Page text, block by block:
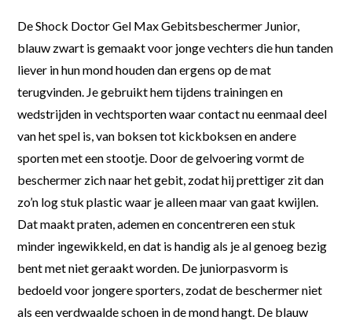
De Shock Doctor Gel Max Gebitsbeschermer Junior,
blauw zwart is gemaakt voor jonge vechters die hun tanden
liever in hun mond houden dan ergens op de mat
terugvinden. Je gebruikt hem tijdens trainingen en
wedstrijden in vechtsporten waar contact nu eenmaal deel
van het spel is, van boksen tot kickboksen en andere
sporten met een stootje. Door de gelvoering vormt de
beschermer zich naar het gebit, zodat hij prettiger zit dan
zo’n log stuk plastic waar je alleen maar van gaat kwijlen.
Dat maakt praten, ademen en concentreren een stuk
minder ingewikkeld, en dat is handig als je al genoeg bezig
bent met niet geraakt worden. De juniorpasvorm is
bedoeld voor jongere sporters, zodat de beschermer niet
als een verdwaalde schoen in de mond hangt. De blauw